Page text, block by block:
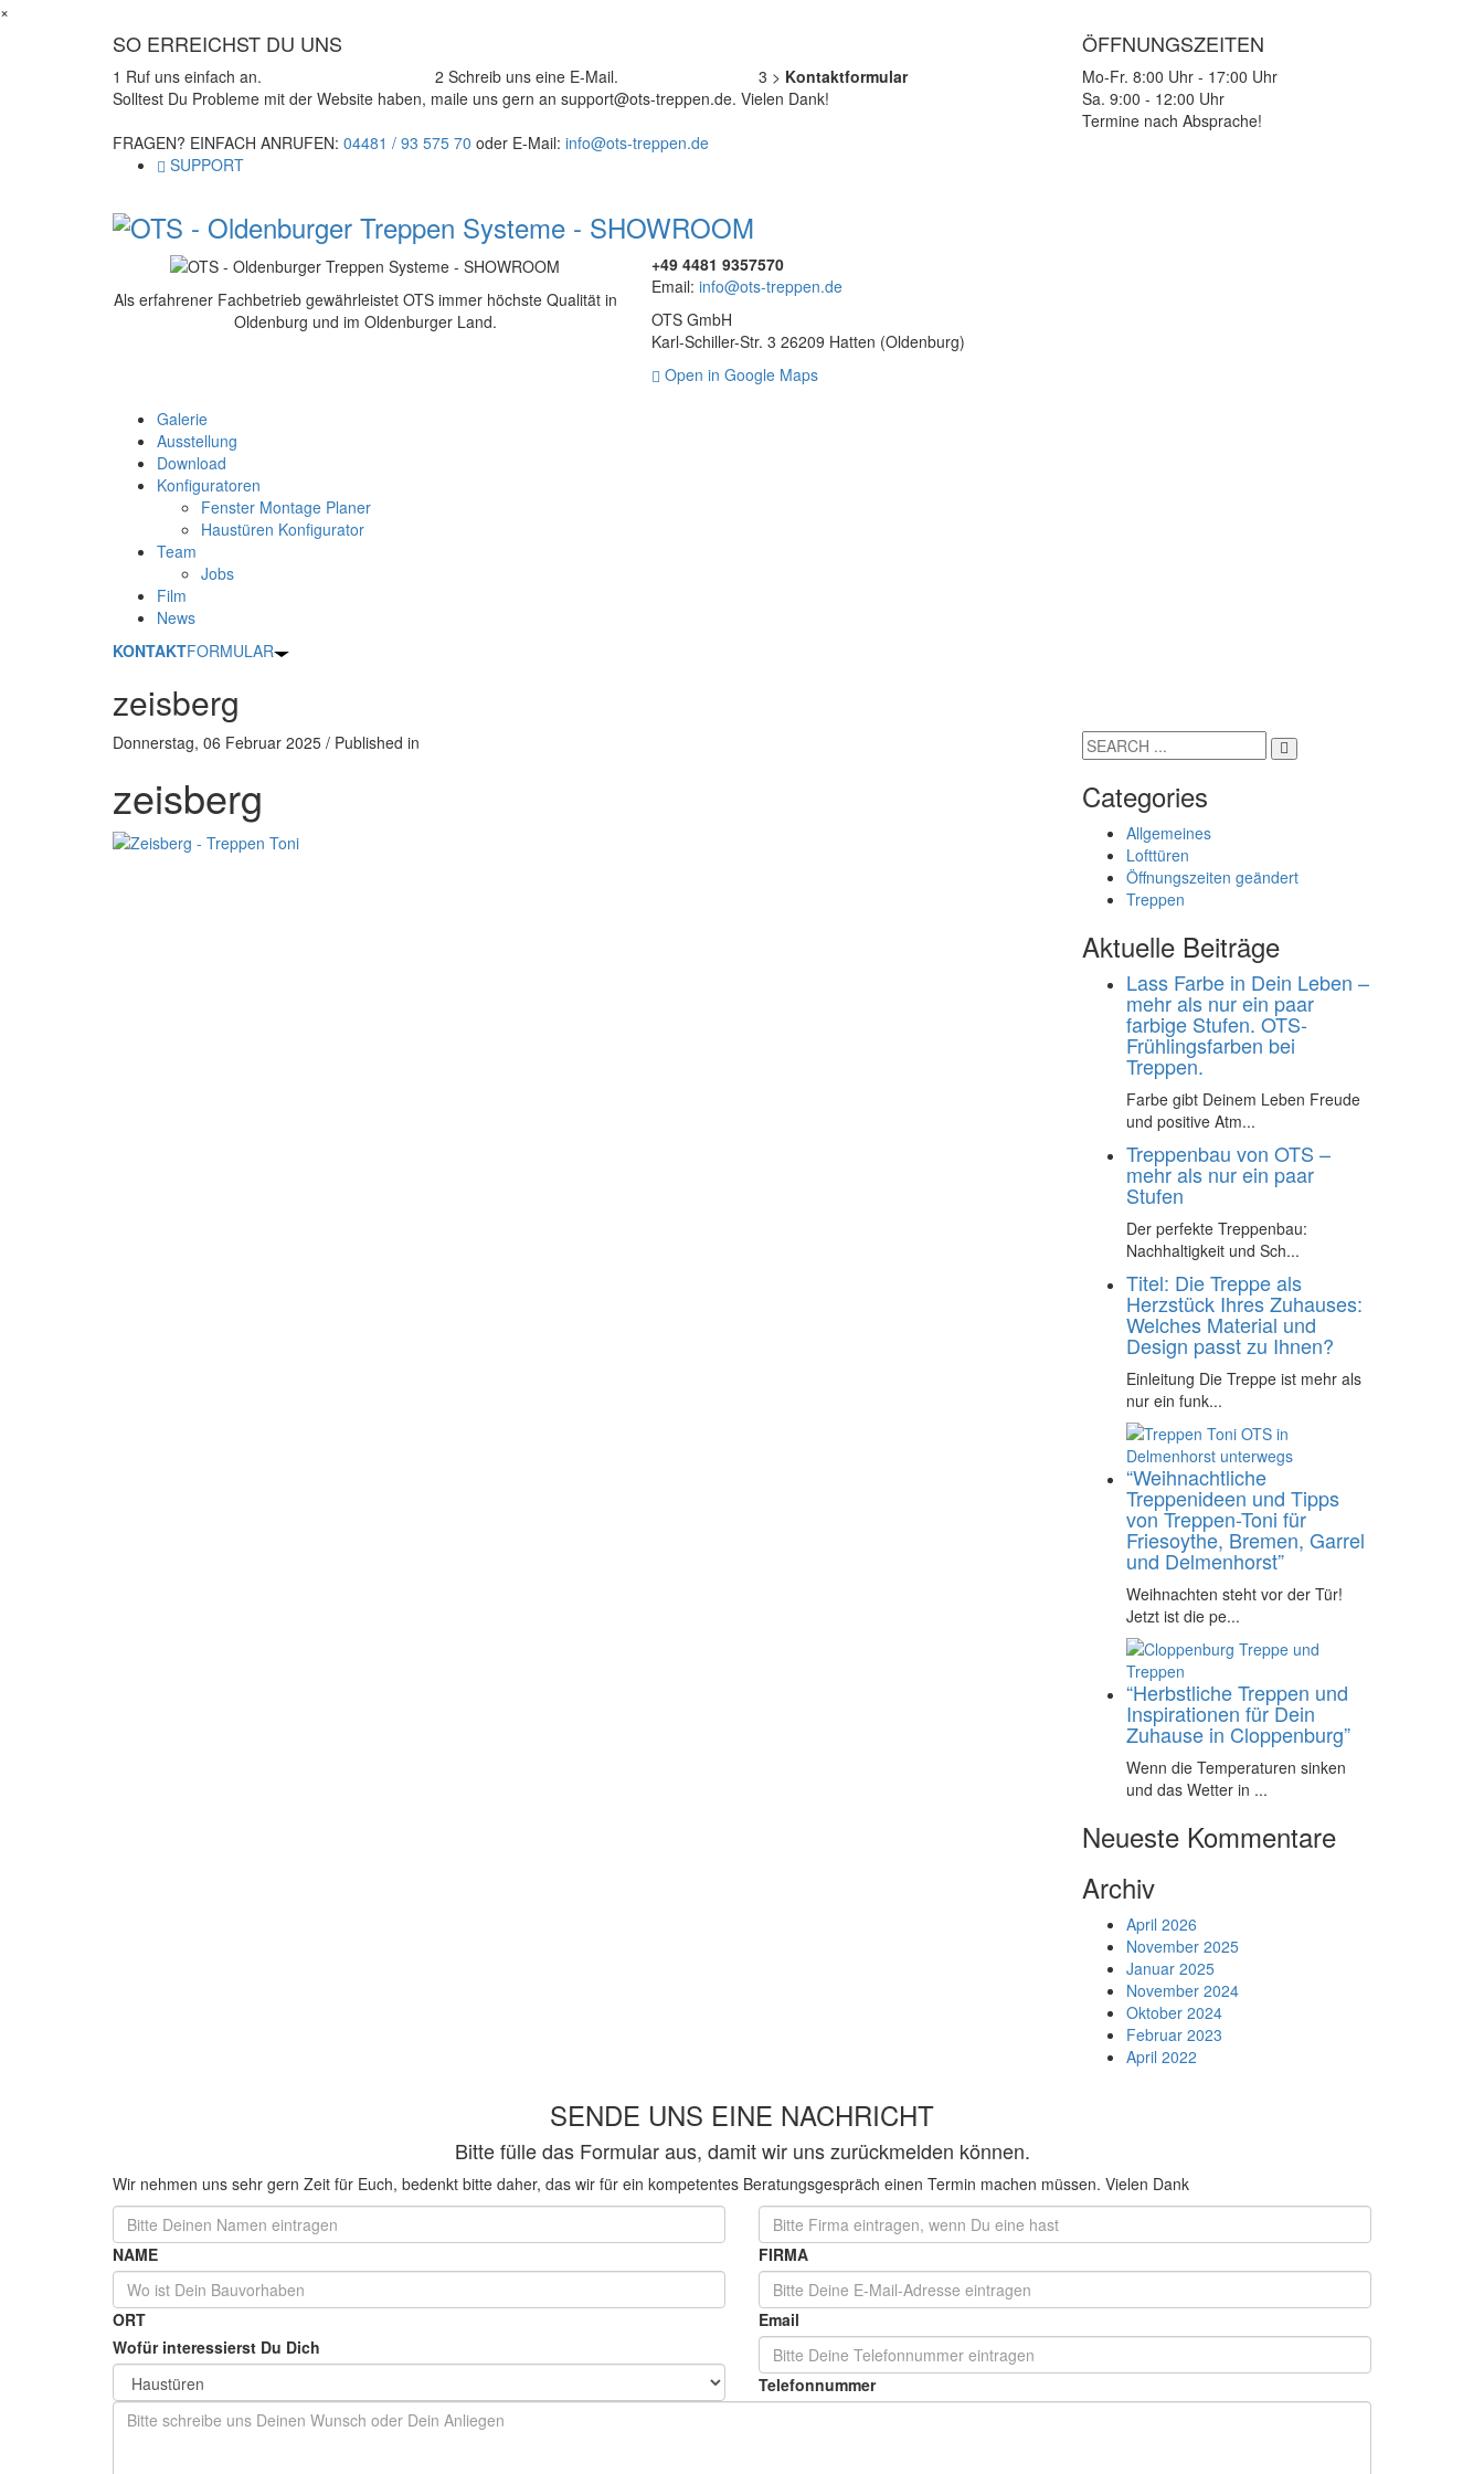
×
SO ERREICHST DU UNS
1 Ruf uns einfach an. 2 Schreib uns eine E-Mail. 3 > Kontaktformular
Solltest Du Probleme mit der Website haben, maile uns gern an support@ots-treppen.de. Vielen Dank!
ÖFFNUNGSZEITEN
Mo-Fr. 8:00 Uhr - 17:00 Uhr
Sa. 9:00 - 12:00 Uhr
Termine nach Absprache!
FRAGEN? EINFACH ANRUFEN: 04481 / 93 575 70 oder E-Mail: info@ots-treppen.de
SUPPORT
Als erfahrener Fachbetrieb gewährleistet OTS immer höchste Qualität in
Oldenburg und im Oldenburger Land.
+49 4481 9357570
Email: info@ots-treppen.de
OTS GmbH
Karl-Schiller-Str. 3 26209 Hatten (Oldenburg)
Open in Google Maps
Galerie
Ausstellung
Download
Konfiguratoren
Fenster Montage Planer
Haustüren Konfigurator
Team
Jobs
Film
News
KONTAKTFORMULAR
zeisberg
Donnerstag, 06 Februar 2025 / Published in
zeisberg Categories
Allgemeines
Lofttüren
Öffnungszeiten geändert
Treppen
Aktuelle Beiträge
Lass Farbe in Dein Leben –
mehr als nur ein paar
farbige Stufen. OTS-
Frühlingsfarben bei
Treppen.
Farbe gibt Deinem Leben Freude
und positive Atm...
Treppenbau von OTS –
mehr als nur ein paar
Stufen
Der perfekte Treppenbau:
Nachhaltigkeit und Sch...
Titel: Die Treppe als
Herzstück Ihres Zuhauses:
Welches Material und
Design passt zu Ihnen?
Einleitung Die Treppe ist mehr als
nur ein funk...
“Weihnachtliche
Treppenideen und Tipps
von Treppen-Toni für
Friesoythe, Bremen, Garrel
und Delmenhorst”
Weihnachten steht vor der Tür!
Jetzt ist die pe...
“Herbstliche Treppen und
Inspirationen für Dein
Zuhause in Cloppenburg”
Wenn die Temperaturen sinken
und das Wetter in ...
Neueste Kommentare
Archiv
April 2026
November 2025
Januar 2025
November 2024
Oktober 2024
Februar 2023
April 2022
SENDE UNS EINE NACHRICHT
Bitte fülle das Formular aus, damit wir uns zurückmelden können.
Wir nehmen uns sehr gern Zeit für Euch, bedenkt bitte daher, das wir für ein kompetentes Beratungsgespräch einen Termin machen müssen. Vielen Dank
NAME FIRMA
ORT
Email
Wofür interessierst Du Dich
Telefonnummer